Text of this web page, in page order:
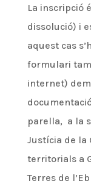
La inscripció
dissolució) i
aquest cas
formulari
internet)
parella, a la
Justícia de la
territorials a
Terres de